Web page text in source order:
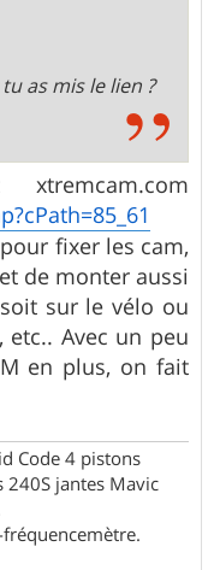
as mis le lien ?
fixer les cam,
de monter aussi
sur le vélo ou
etc.. Avec un peu
en plus, on fait
Code 4 pistons
240S jantes Mavic